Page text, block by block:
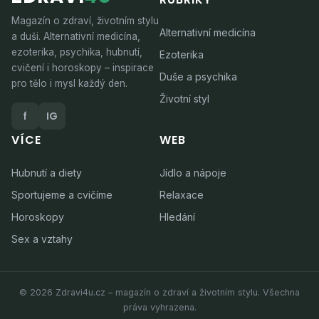
Magazín o zdraví, životním stylu
a duši. Alternativní medicína,
ezoterika, psychika, hubnutí,
cvičení i horoskopy – inspirace
pro tělo i mysl každý den.
f IG
Alternativní medicína
Ezoterika
Duše a psychika
Životní styl
VÍCE
Hubnutí a diety
Sportujeme a cvičíme
Horoskopy
Sex a vztahy
WEB
Jídlo a nápoje
Relaxace
Hledání
© 2026 Zdravi4u.cz – magazín o zdraví a životním stylu. Všechna
práva vyhrazena.